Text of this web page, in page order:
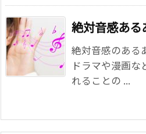
絶対音感ある
絶対音感のある
ドラマや漫画
れることの ...